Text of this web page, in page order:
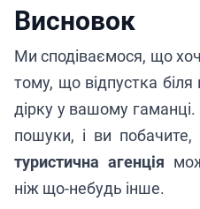
Висновок
Ми сподіваємося, що
тому, що відпустка
дірку у вашому
пошуки, і ви побачите,
туристична агенція
ніж що-небудь інше.